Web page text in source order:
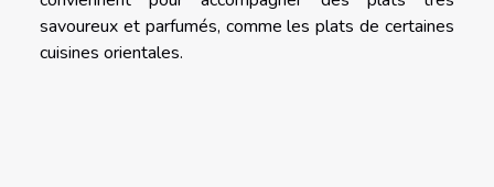
savoureux et parfumés, comme les plats de certaines
cuisines orientales.